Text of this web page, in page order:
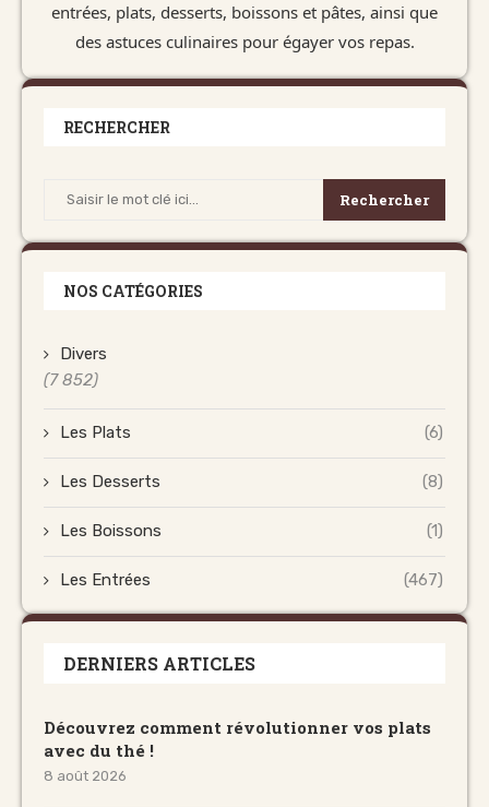
entrées, plats, desserts, boissons et pâtes, ainsi que
des astuces culinaires pour égayer vos repas.
RECHERCHER
Rechercher
NOS CATÉGORIES
Divers
(7 852)
Les Plats (6)
Les Desserts (8)
Les Boissons (1)
Les Entrées (467)
DERNIERS ARTICLES
Découvrez comment révolutionner vos plats
avec du thé !
8 août 2026